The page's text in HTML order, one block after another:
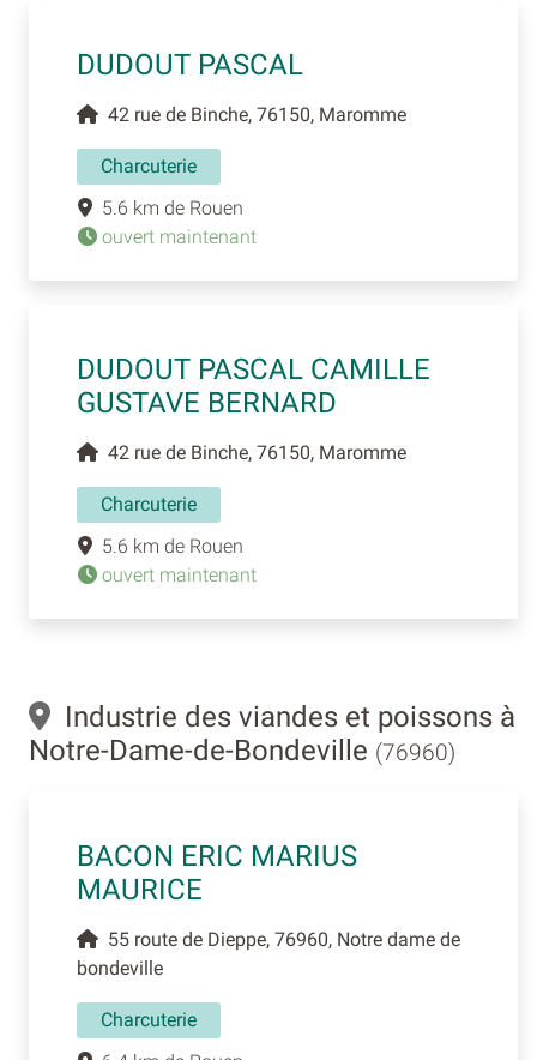
DUDOUT PASCAL
42 rue de Binche, 76150, Maromme
Charcuterie
5.6 km de Rouen
ouvert maintenant
DUDOUT PASCAL CAMILLE
GUSTAVE BERNARD
42 rue de Binche, 76150, Maromme
Charcuterie
5.6 km de Rouen
ouvert maintenant
Industrie des viandes et poissons à
Notre-Dame-de-Bondeville (76960)
BACON ERIC MARIUS
MAURICE
55 route de Dieppe, 76960, Notre dame de
bondeville
Charcuterie